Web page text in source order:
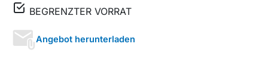
BEGRENZTER VORRAT
Angebot herunterladen